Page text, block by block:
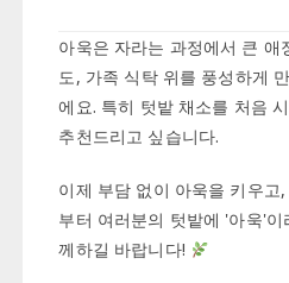
아욱은 자라는 과정에서 큰 애
도, 가족 식탁 위를 풍성하게
에요. 특히 텃밭 채소를 처음
추천드리고 싶습니다.
이제 부담 없이 아욱을 키우고
부터 여러분의 텃밭에 '아욱'
께하길 바랍니다!